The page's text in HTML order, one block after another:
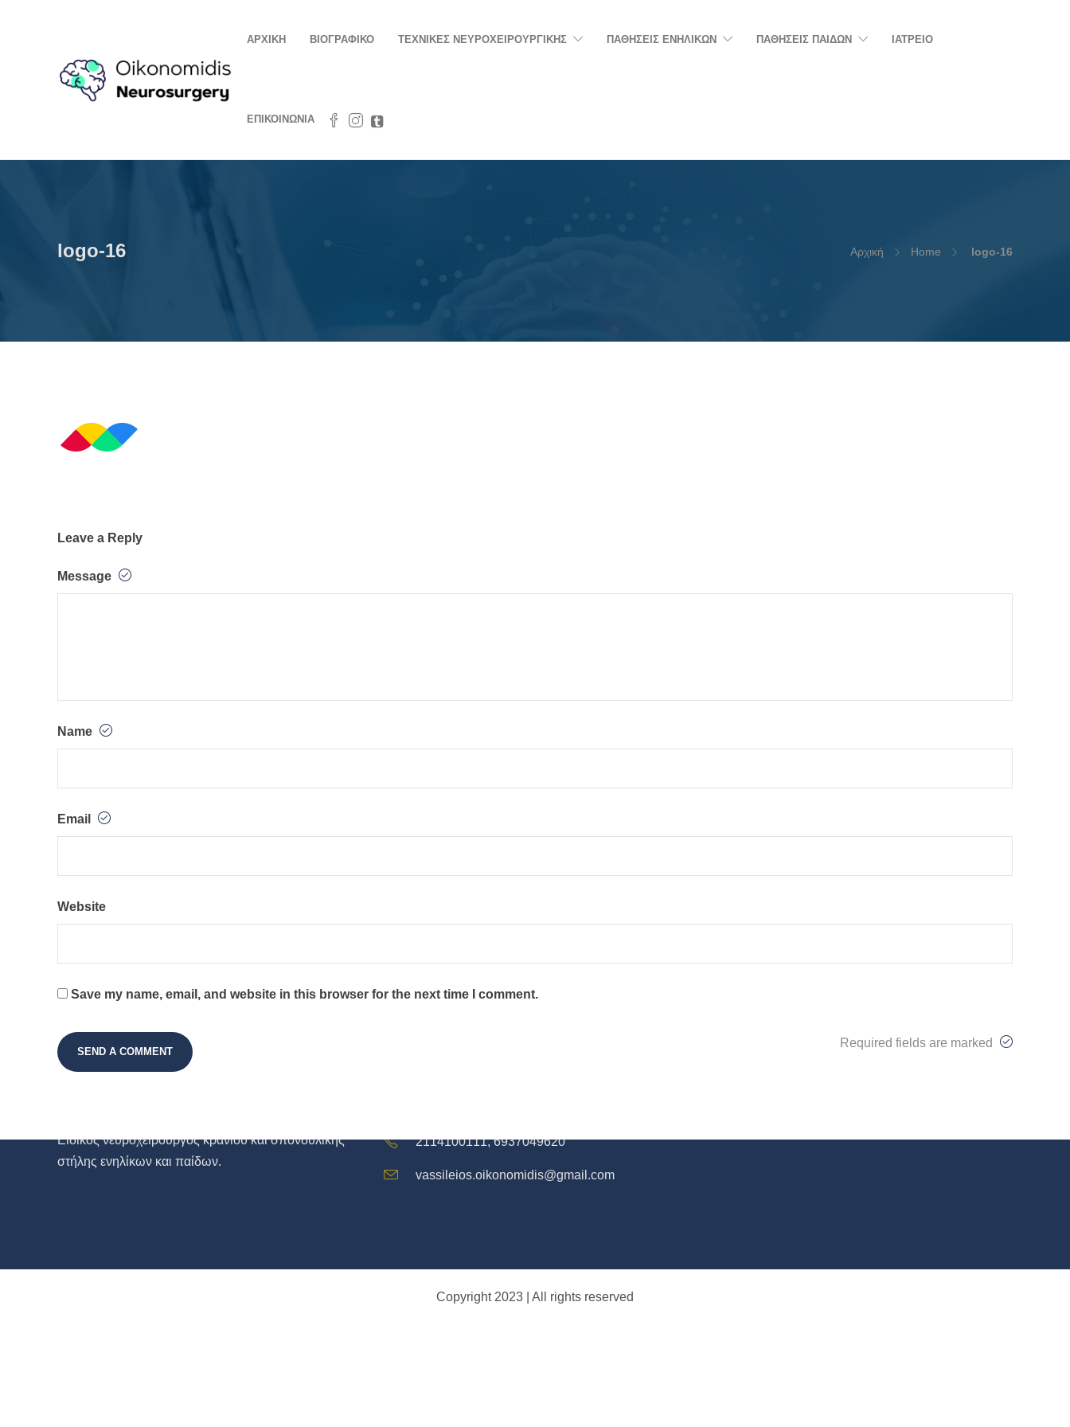
ΑΡΧΙΚΗ ΒΙΟΓΡΑΦΙΚΟ ΤΕΧΝΙΚΕΣ ΝΕΥΡΟΧΕΙΡΟΥΡΓΙΚΗΣ ΠΑΘΗΣΕΙΣ ΕΝΗΛΙΚΩN ΠΑΘΗΣΕΙΣ ΠΑΙΔΩΝ ΙΑΤΡΕΙΟ
ΕΠΙΚΟΙΝΩΝΙΑ
logo-16 Αρχική Home logo-16
Leave a Reply
Message
Name
Email
Website
Save my name, email, and website in this browser for the next time I comment.
Required fields are marked
Eιδικός νευροχειρουργός κρανίου και σπονδυλικής
στήλης ενηλίκων και παίδων.
2114100111, 6937049620
vassileios.oikonomidis@gmail.com
Copyright 2023 | All rights reserved